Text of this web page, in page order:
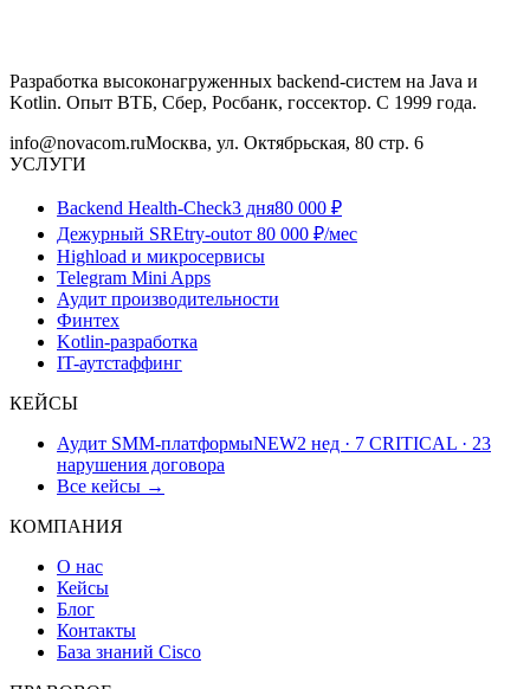
Разработка высоконагруженных backend-систем на Java и
Kotlin. Опыт ВТБ, Сбер, Росбанк, госсектор. С 1999 года.
info@novacom.ruМосква, ул. Октябрьская, 80 стр. 6
УСЛУГИ
Backend Health-Check3 дня80 000 ₽
Дежурный SREtry-outот 80 000 ₽/мес
Highload и микросервисы
Telegram Mini Apps
Аудит производительности
Финтех
Kotlin-разработка
IT-аутстаффинг
КЕЙСЫ
Аудит SMM-платформыNEW2 нед · 7 CRITICAL · 23
нарушения договора
Все кейсы →
КОМПАНИЯ
О нас
Кейсы
Блог
Контакты
База знаний Cisco